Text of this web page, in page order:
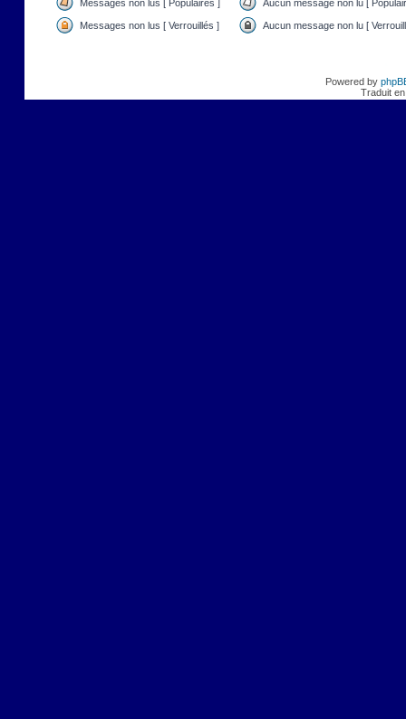
Messages non lus [ Populaires ] Aucun message non lu [
Messages non lus [ Verrouillés ] Aucun message non lu [
Powered by
Traduit